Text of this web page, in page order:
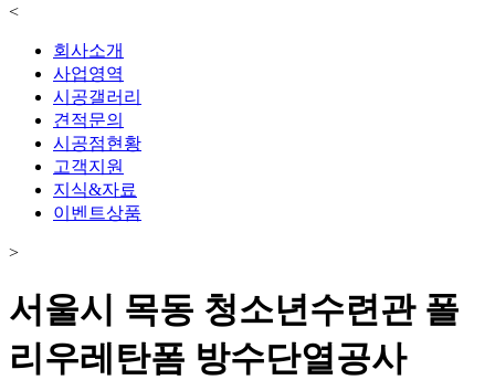
<
회사소개
사업영역
시공갤러리
견적문의
시공점현황
고객지원
지식&자료
이벤트상품
>
서울시 목동 청소년수련관 폴
리우레탄폼 방수단열공사